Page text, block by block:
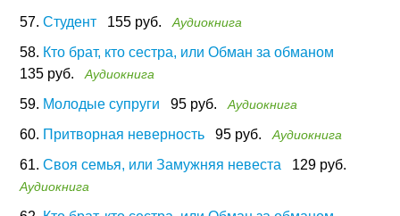
57. Студент 155 руб. Аудиокнига
58. Кто брат, кто сестра, или Обман за обманом
135 руб.
Аудиокнига
59. Молодые супруги 95 руб. Аудиокнига
60. Притворная неверность 95 руб. Аудиокнига
61. Своя семья, или Замужняя невеста 129 руб.
Аудиокнига